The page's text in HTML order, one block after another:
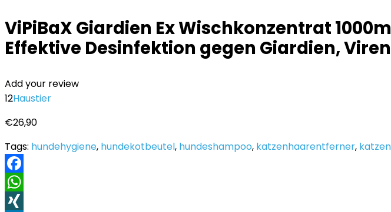
ViPiBaX Giardien Ex Wischkonzentrat
Effektive Desinfektion gegen Giardien,
Add your review
12Haustier
€26,90
Tags: hundehygiene, hundekotbeutel, hundeshampoo, katzenhaarentferner,
Facebook
WhatsApp